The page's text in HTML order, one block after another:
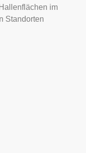
im
Standorten